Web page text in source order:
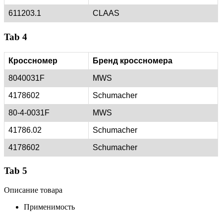
611203.1 CLAAS
Tab 4
Кроссномер Бренд кроссномера
8040031F MWS
4178602 Schumacher
80-4-0031F MWS
41786.02 Schumacher
4178602 Schumacher
Tab 5
Описание товара
Применимость